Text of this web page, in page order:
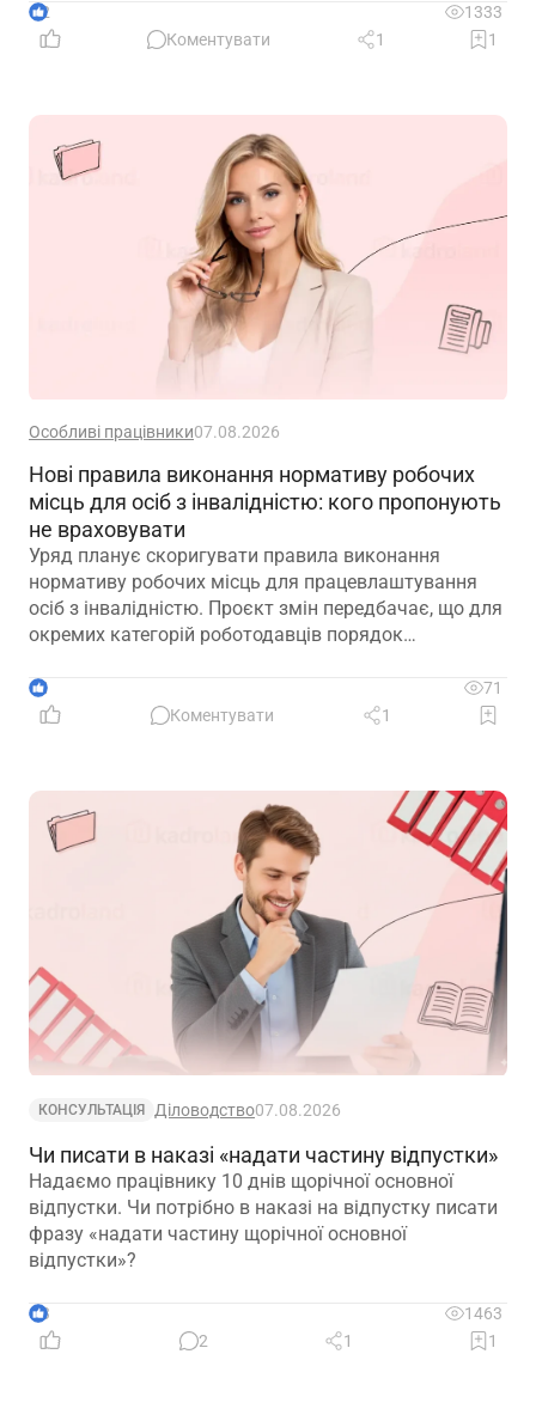
2
1333
Коментувати
1 1
Особливі працівники07.08.2026
Нові правила виконання нормативу робочих
місць для осіб з інвалідністю: кого пропонують
не враховувати
Уряд планує скоригувати правила виконання
нормативу робочих місць для працевлаштування
осіб з інвалідністю. Проєкт змін передбачає, що для
окремих категорій роботодавців порядок
врахувати специфіку їхньої діяльності та усунути
практичні труднощі із виконанням законодавчих
1
71
Коментувати
1
КОНСУЛЬТАЦІЯ Діловодство07.08.2026
Чи писати в наказі «надати частину відпустки»
Надаємо працівнику 10 днів щорічної основної
відпустки. Чи потрібно в наказі на відпустку писати
фразу «надати частину щорічної основної
відпустки»?
3
1463
2
1 1